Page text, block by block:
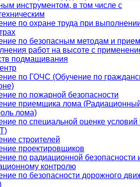
инструментом, в том числе с
по охране труда при
по безопасным методам и
работ на высоте с
подмащивания
по ГОЧС (Обучение по
по пожарной безопасности
приемщика лома
лома)
по специальной оценке условий
строителей
проектировщиков
по радиационной безопасности
контролю
по безопасности дорожного